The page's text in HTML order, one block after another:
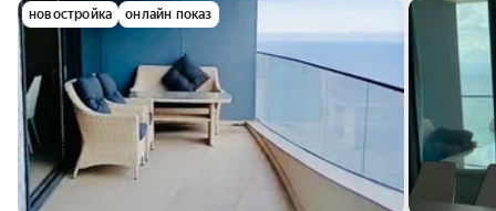
новостройка онлайн показ